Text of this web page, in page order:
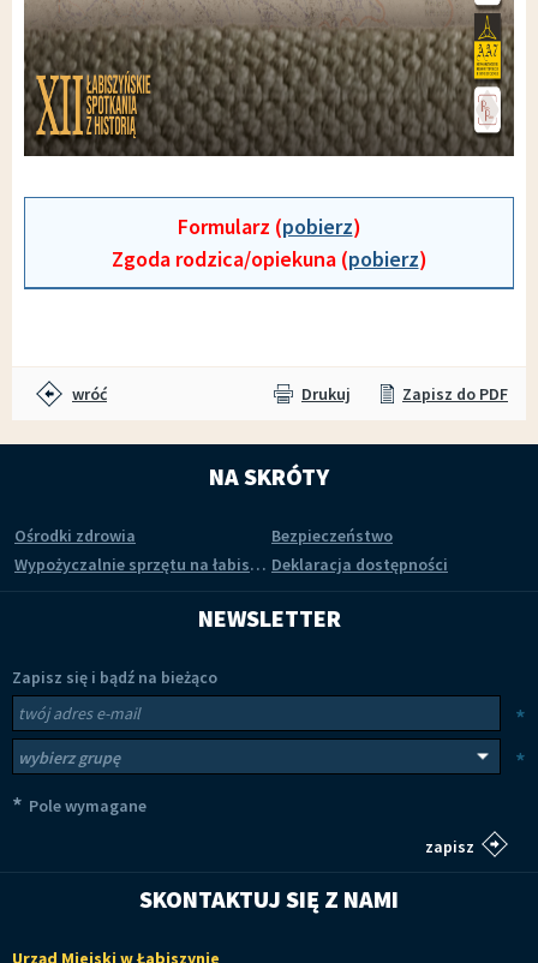
Formularz (pobierz)
Zgoda rodzica/opiekuna (pobierz)
wróć Drukuj Zapisz do PDF
NA SKRÓTY
Ośrodki zdrowia
Bezpieczeństwo
Wypożyczalnie sprzętu na łabiszyńskiej wyspie Deklaracja dostępności
NEWSLETTER
Zapisz się i bądź na bieżąco
Newsletter
*
*
* Pole wymagane
SKONTAKTUJ SIĘ Z NAMI
Urząd Miejski w Łabiszynie